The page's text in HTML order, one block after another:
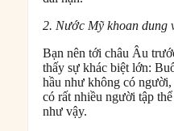
2. Nước Mỹ khoan dung
Bạn nên tới châu Âu
thấy sự khác biệt lớn:
hầu như không có
có rất nhiều người tập
như vậy.